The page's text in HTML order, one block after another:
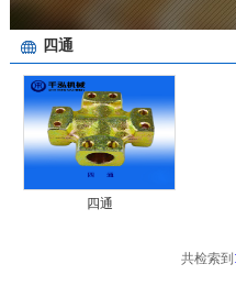
四通
四通
共检索到